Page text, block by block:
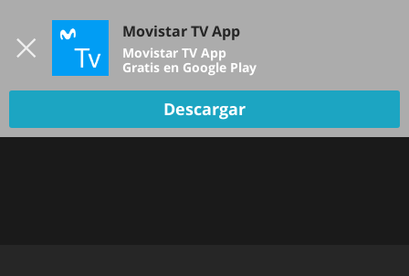
TV EN VIVO
Movistar TV App
Movistar TV App
Gratis en Google Play
Descargar